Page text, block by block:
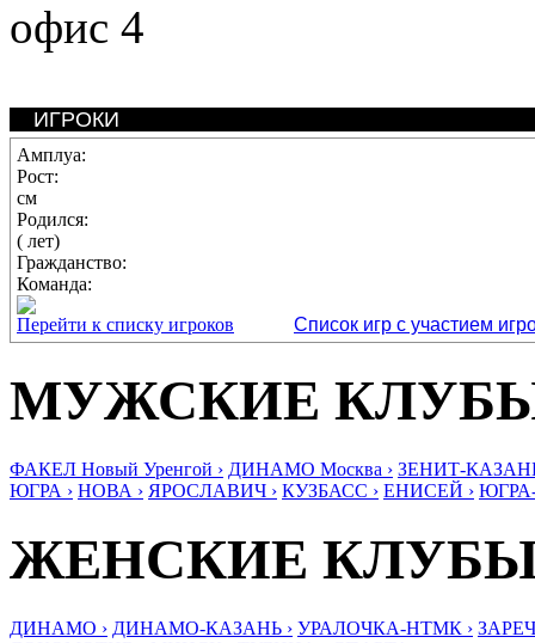
офис 4
ИГРОКИ
Амплуа:
Рост:
см
Родился:
( лет)
Гражданство:
Команда:
Перейти к списку игроков
Список игр с участием
МУЖСКИЕ
ФАКЕЛ Новый Уренгой › ДИНАМО Москва › ЗЕНИТ-
ЮГРА › НОВА › ЯРОСЛАВИЧ › КУЗБАСС › ЕНИСЕЙ ›
ЖЕНСКИЕ
ДИНАМО › ДИНАМО-КАЗАНЬ › УРАЛОЧКА-НТМК ›